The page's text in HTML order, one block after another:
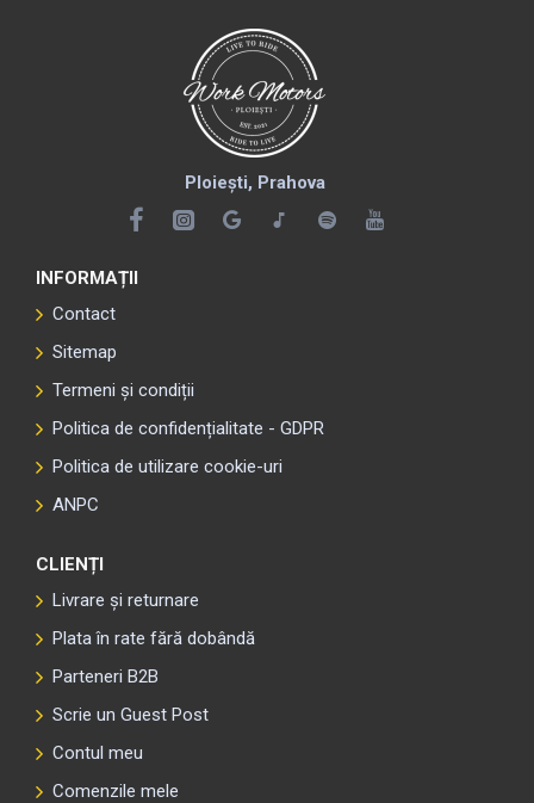
Ploiești, Prahova
INFORMAȚII
Contact
Sitemap
Termeni și condiții
Politica de confidențialitate - GDPR
Politica de utilizare cookie-uri
ANPC
CLIENȚI
Livrare și returnare
Plata în rate fără dobândă
Parteneri B2B
Scrie un Guest Post
Contul meu
Comenzile mele